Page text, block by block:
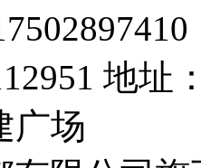
地址
广场